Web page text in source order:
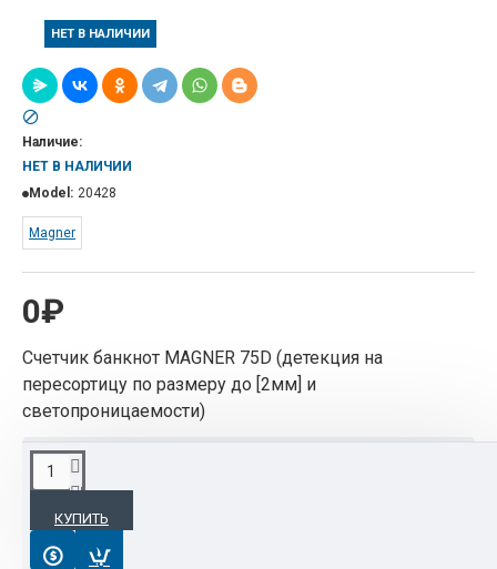
НЕТ В НАЛИЧИИ
0₽
Наличие:
НЕТ В НАЛИЧИИ
Model: 20428
Magner
Счетчик банкнот MAGNER 75D (детекция на
пересортицу по размеру до [2мм] и
светопроницаемости)
КУПИТЬ
ОПИСАНИЕ
Счетчик банкнот MAGNER 75D (детекция на
пересортицу по размеру до [2мм] и